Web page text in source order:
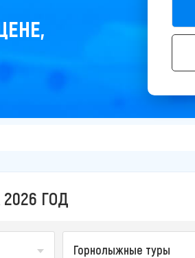
ГОД
Горнолыжные туры